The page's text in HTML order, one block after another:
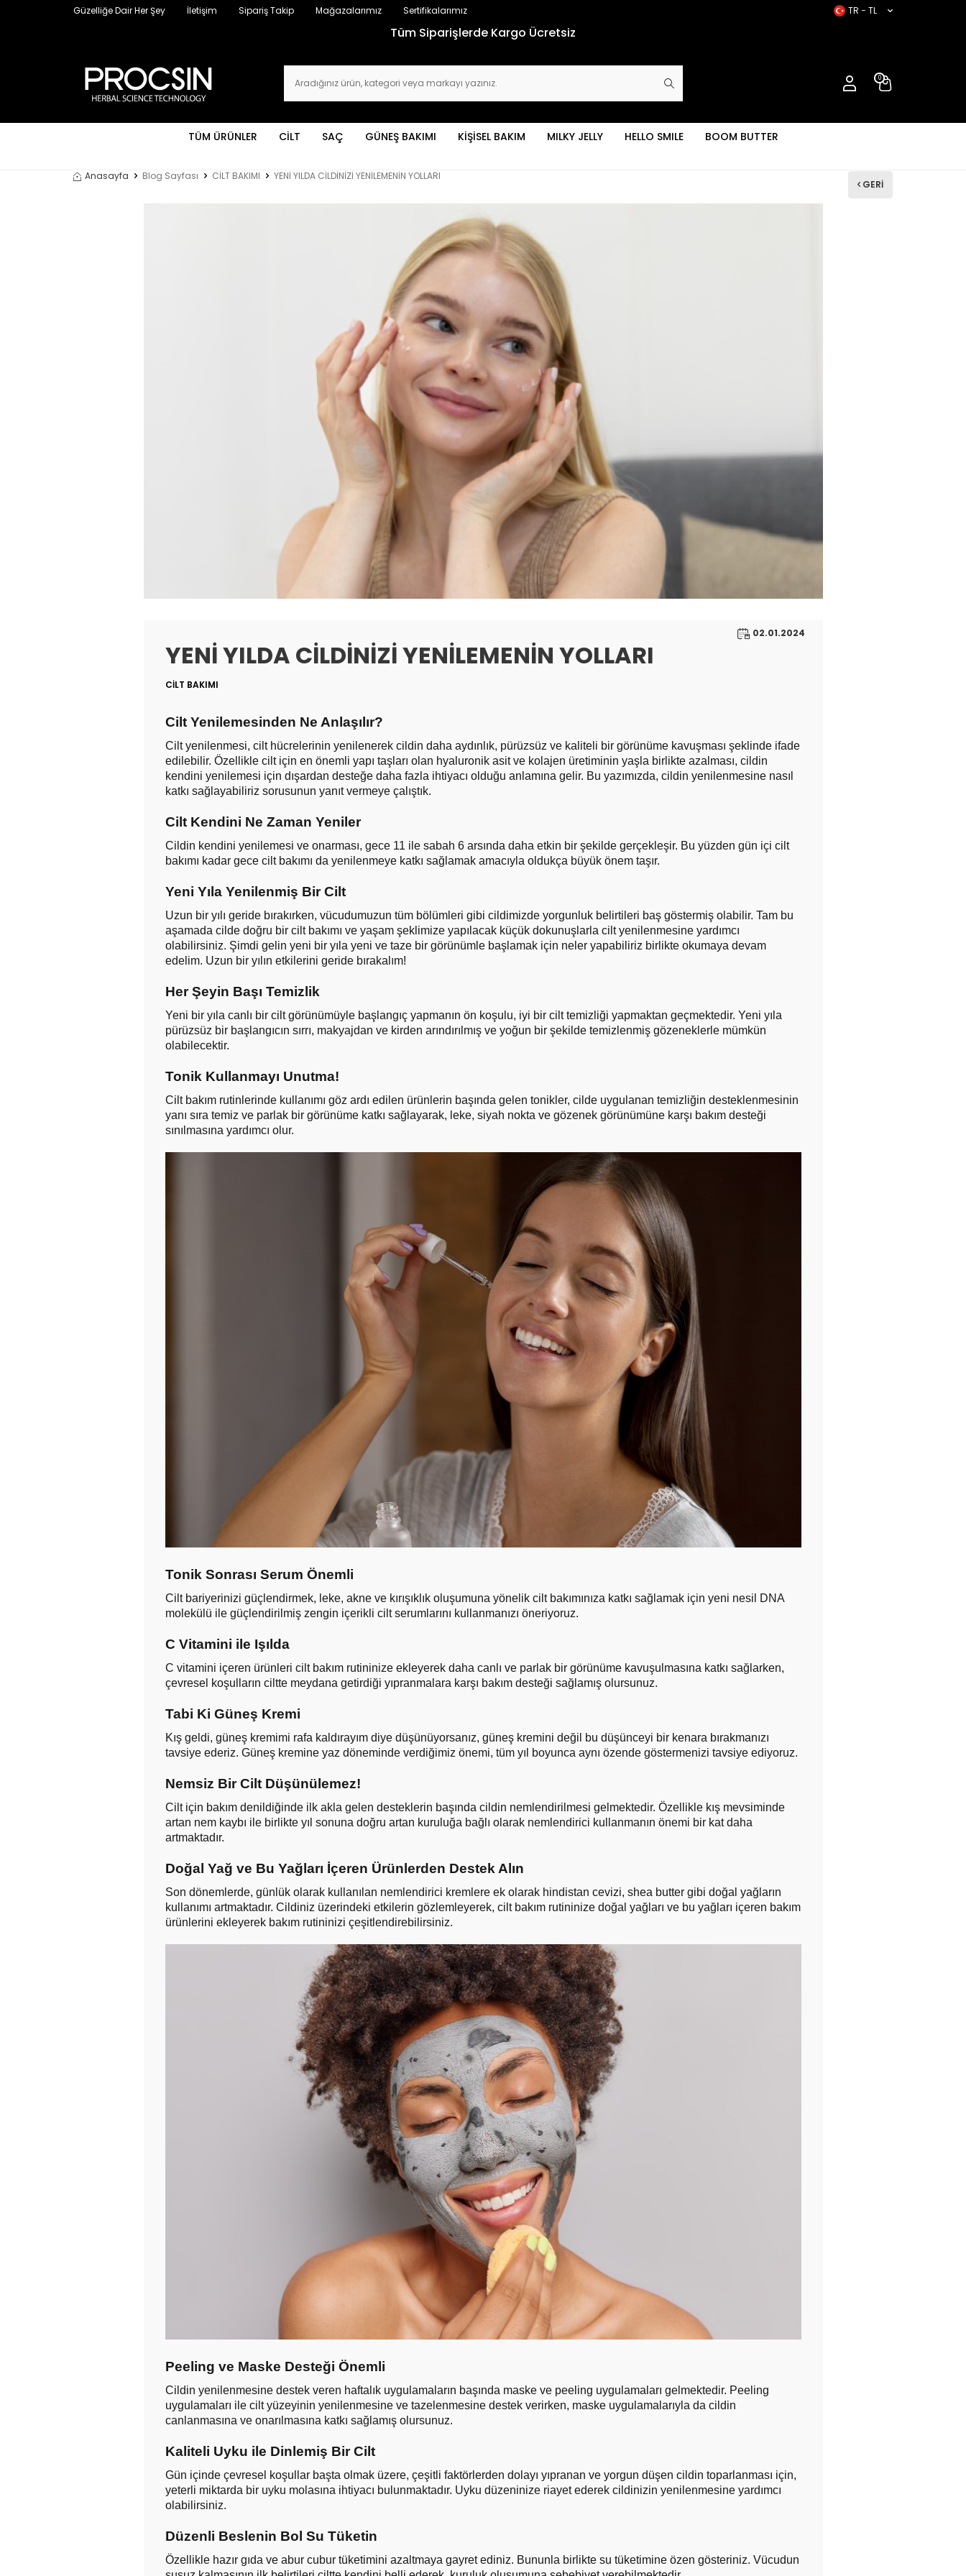
Güzelliğe Dair Her Şey İletişim Sipariş Takip Mağazalarımız Sertifikalarımız TR − TL
Tüm Siparişlerde Kargo Ücretsiz
0
TÜM ÜRÜNLER CİLT SAÇ GÜNEŞ BAKIMI KİŞİSEL BAKIM MILKY JELLY HELLO SMILE BOOM BUTTER
Anasayfa Blog Sayfası CİLT BAKIMI YENİ YILDA CİLDİNİZİ YENİLEMENİN YOLLARI
GERI
02.01.2024
YENİ YILDA CİLDİNİZİ YENİLEMENİN YOLLARI
CİLT BAKIMI
Cilt Yenilemesinden Ne Anlaşılır?
Cilt yenilenmesi, cilt hücrelerinin yenilenerek cildin daha aydınlık, pürüzsüz ve kaliteli bir görünüme kavuşması şeklinde ifade
edilebilir. Özellikle cilt için en önemli yapı taşları olan hyaluronik asit ve kolajen üretiminin yaşla birlikte azalması, cildin
kendini yenilemesi için dışardan desteğe daha fazla ihtiyacı olduğu anlamına gelir. Bu yazımızda, cildin yenilenmesine nasıl
katkı sağlayabiliriz sorusunun yanıt vermeye çalıştık.
Cilt Kendini Ne Zaman Yeniler
Cildin kendini yenilemesi ve onarması, gece 11 ile sabah 6 arsında daha etkin bir şekilde gerçekleşir. Bu yüzden gün içi cilt
bakımı kadar gece cilt bakımı da yenilenmeye katkı sağlamak amacıyla oldukça büyük önem taşır.
Yeni Yıla Yenilenmiş Bir Cilt
Uzun bir yılı geride bırakırken, vücudumuzun tüm bölümleri gibi cildimizde yorgunluk belirtileri baş göstermiş olabilir. Tam bu
aşamada cilde doğru bir cilt bakımı ve yaşam şeklimize yapılacak küçük dokunuşlarla cilt yenilenmesine yardımcı
olabilirsiniz. Şimdi gelin yeni bir yıla yeni ve taze bir görünümle başlamak için neler yapabiliriz birlikte okumaya devam
edelim. Uzun bir yılın etkilerini geride bırakalım!
Her Şeyin Başı Temizlik
Yeni bir yıla canlı bir cilt görünümüyle başlangıç yapmanın ön koşulu, iyi bir cilt temizliği yapmaktan geçmektedir. Yeni yıla
pürüzsüz bir başlangıcın sırrı, makyajdan ve kirden arındırılmış ve yoğun bir şekilde temizlenmiş gözeneklerle mümkün
olabilecektir.
Tonik Kullanmayı Unutma!
Cilt bakım rutinlerinde kullanımı göz ardı edilen ürünlerin başında gelen tonikler, cilde uygulanan temizliğin desteklenmesinin
yanı sıra temiz ve parlak bir görünüme katkı sağlayarak, leke, siyah nokta ve gözenek görünümüne karşı bakım desteği
sınılmasına yardımcı olur.
Tonik Sonrası Serum Önemli
Cilt bariyerinizi güçlendirmek, leke, akne ve kırışıklık oluşumuna yönelik cilt bakımınıza katkı sağlamak için yeni nesil DNA
molekülü ile güçlendirilmiş zengin içerikli cilt serumlarını kullanmanızı öneriyoruz.
C Vitamini ile Işılda
C vitamini içeren ürünleri cilt bakım rutininize ekleyerek daha canlı ve parlak bir görünüme kavuşulmasına katkı sağlarken,
çevresel koşulların ciltte meydana getirdiği yıpranmalara karşı bakım desteği sağlamış olursunuz.
Tabi Ki Güneş Kremi
Kış geldi, güneş kremimi rafa kaldırayım diye düşünüyorsanız, güneş kremini değil bu düşünceyi bir kenara bırakmanızı
tavsiye ederiz. Güneş kremine yaz döneminde verdiğimiz önemi, tüm yıl boyunca aynı özende göstermenizi tavsiye ediyoruz.
Nemsiz Bir Cilt Düşünülemez!
Cilt için bakım denildiğinde ilk akla gelen desteklerin başında cildin nemlendirilmesi gelmektedir. Özellikle kış mevsiminde
artan nem kaybı ile birlikte yıl sonuna doğru artan kuruluğa bağlı olarak nemlendirici kullanmanın önemi bir kat daha
artmaktadır.
Doğal Yağ ve Bu Yağları İçeren Ürünlerden Destek Alın
Son dönemlerde, günlük olarak kullanılan nemlendirici kremlere ek olarak hindistan cevizi, shea butter gibi doğal yağların
kullanımı artmaktadır. Cildiniz üzerindeki etkilerin gözlemleyerek, cilt bakım rutininize doğal yağları ve bu yağları içeren bakım
ürünlerini ekleyerek bakım rutininizi çeşitlendirebilirsiniz.
Peeling ve Maske Desteği Önemli
Cildin yenilenmesine destek veren haftalık uygulamaların başında maske ve peeling uygulamaları gelmektedir. Peeling
uygulamaları ile cilt yüzeyinin yenilenmesine ve tazelenmesine destek verirken, maske uygulamalarıyla da cildin
canlanmasına ve onarılmasına katkı sağlamış olursunuz.
Kaliteli Uyku ile Dinlemiş Bir Cilt
Gün içinde çevresel koşullar başta olmak üzere, çeşitli faktörlerden dolayı yıpranan ve yorgun düşen cildin toparlanması için,
yeterli miktarda bir uyku molasına ihtiyacı bulunmaktadır. Uyku düzeninize riayet ederek cildinizin yenilenmesine yardımcı
olabilirsiniz.
Düzenli Beslenin Bol Su Tüketin
Özellikle hazır gıda ve abur cubur tüketimini azaltmaya gayret ediniz. Bununla birlikte su tüketimine özen gösteriniz. Vücudun